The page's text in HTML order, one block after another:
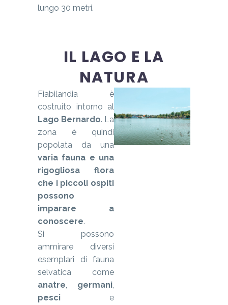
lungo 30 metri.
IL LAGO E LA
NATURA
Fiabilandia è
costruito intorno al
Lago Bernardo. La
zona è quindi
popolata da una
varia fauna e una
rigogliosa flora
che i piccoli ospiti
possono
imparare a
conoscere.
Si possono
ammirare diversi
esemplari di fauna
selvatica come
anatre, germani,
pesci e